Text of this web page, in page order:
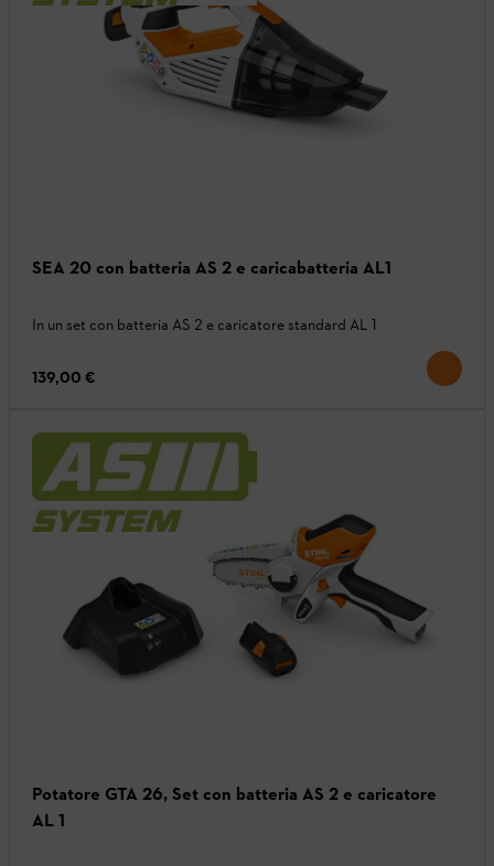
SEA 20 con batteria AS 2 e caricabatteria AL1
In un set con batteria AS 2 e caricatore standard AL 1
139,00 €
Potatore GTA 26, Set con batteria AS 2 e caricatore
AL 1